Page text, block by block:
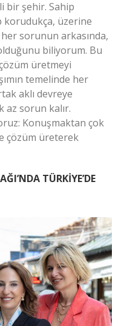
bir şehir. Sahip
üzerine
sorunun arkasında,
biliyorum. Bu
üretmeyi
temelinde her
aklı devreye
az sorun kalır.
Konuşmaktan çok
çözüm üreterek
TÜRKİYE’DE